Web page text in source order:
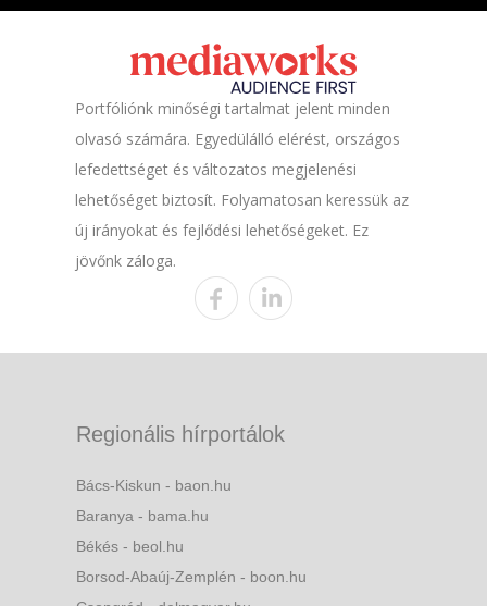
Portfóliónk minőségi tartalmat jelent minden
olvasó számára. Egyedülálló elérést, országos
lefedettséget és változatos megjelenési
lehetőséget biztosít. Folyamatosan keressük az
új irányokat és fejlődési lehetőségeket. Ez
jövőnk záloga.
Regionális hírportálok
Bács-Kiskun - baon.hu
Baranya - bama.hu
Békés - beol.hu
Borsod-Abaúj-Zemplén - boon.hu